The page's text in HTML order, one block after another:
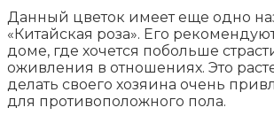
Данный цветок имеет еще одно
«Китайская роза». Его
доме, где хочется побольше
оживления в отношениях. Это
делать своего хозяина очень
для противоположного пола.